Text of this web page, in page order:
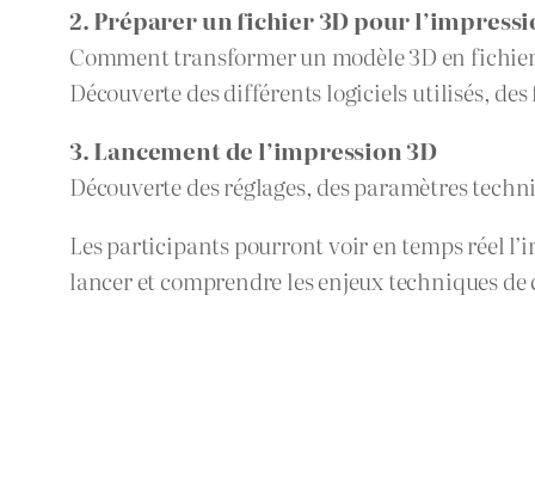
2. Préparer un fichier 3D pour
Comment transformer un modèle 3D en
Découverte des différents logiciels utilisés,
3. Lancement de l’impression 3D
Découverte des réglages, des paramètres
Les participants pourront voir en temps réel
lancer et comprendre les enjeux techniques de